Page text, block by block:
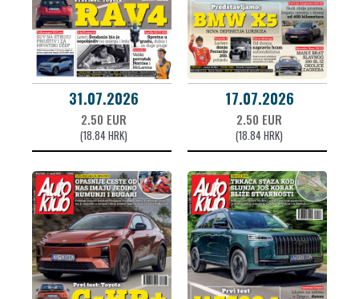
31.07.2026
2.50 EUR
(18.84 HRK)
17.07.2026
2.50 EUR
(18.84 HRK)